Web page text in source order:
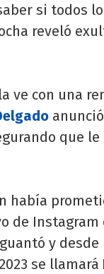
si todos
reveló
ve con una
que le
había
de
y
se llamará